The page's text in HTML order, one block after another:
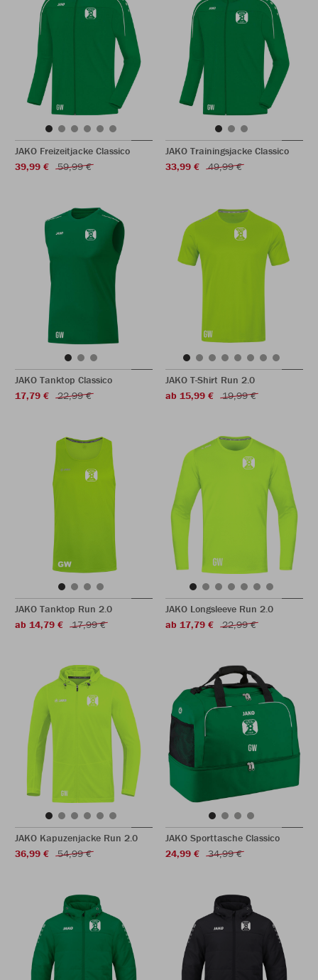
JAKO Freizeitjacke Classico
39,99 €
59,99 €
JAKO Trainingsjacke Classico
33,99 €
49,99 €
JAKO Tanktop Classico
17,79 €
22,99 €
JAKO T-Shirt Run 2.0
ab 15,99 €
19,99 €
JAKO Tanktop Run 2.0
ab 14,79 €
17,99 €
JAKO Longsleeve Run 2.0
ab 17,79 €
22,99 €
JAKO Kapuzenjacke Run 2.0
36,99 €
54,99 €
JAKO Sporttasche Classico
24,99 €
34,99 €